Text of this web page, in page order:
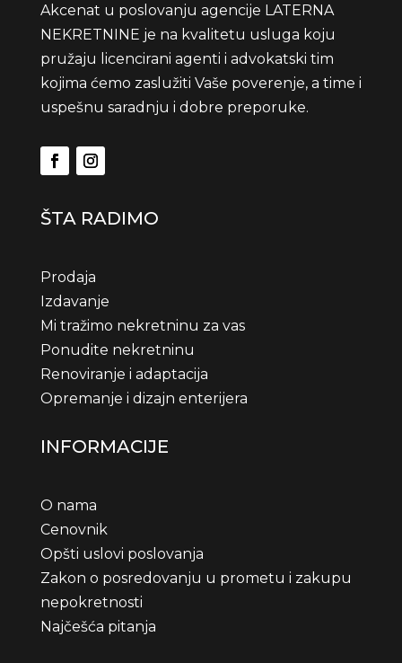
Akcenat u poslovanju agencije LATERNA
NEKRETNINE je na kvalitetu usluga koju
pružaju licencirani agenti i advokatski tim
kojima ćemo zaslužiti Vaše poverenje, a time i
uspešnu saradnju i dobre preporuke.
ŠTA RADIMO
Prodaja
Izdavanje
Mi tražimo nekretninu za vas
Ponudite nekretninu
Renoviranje i adaptacija
Opremanje i dizajn enterijera
INFORMACIJE
O nama
Cenovnik
Opšti uslovi poslovanja
Zakon o posredovanju u prometu i zakupu
nepokretnosti
Najčešća pitanja